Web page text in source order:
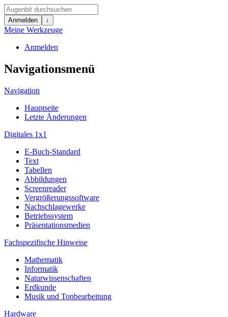
Anmelden ↓
Meine Werkzeuge
Anmelden
Navigationsmenü
Navigation
Hauptseite
Letzte Änderungen
Digitales 1x1
E-Buch-Standard
Text
Tabellen
Abbildungen
Screenreader
Vergrößerungssoftware
Nachschlagewerke
Betriebssystem
Präsentationsmedien
Fachspezifische Hinweise
Mathematik
Informatik
Naturwissenschaften
Erdkunde
Musik und Tonbearbeitung
Hardware